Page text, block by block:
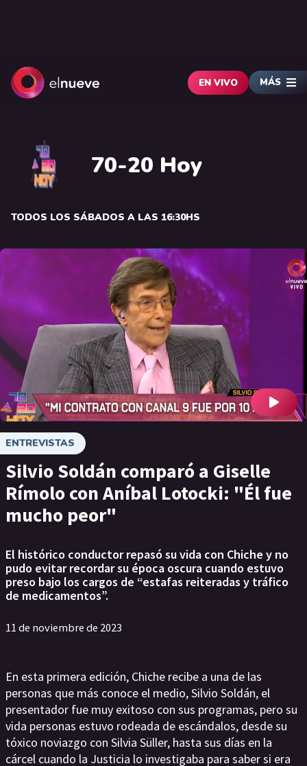
EN VIVO MÁS
70-20 Hoy
TODOS LOS SÁBADOS A LAS 16:30HS
ENTREVISTAS
Silvio Soldán comparó a Giselle
Rímolo con Aníbal Lotocki: "Él fue
mucho peor"
El histórico conductor repasó su vida con Chiche y no
pudo evitar recordar su época oscura cuando estuvo
preso bajo los cargos de “estafas reiteradas y tráfico
de medicamentos”.
11 de noviembre de 2023
En esta primera edición, Chiche recibe a una de las
personas que más conoce el medio, Silvio Soldán, el
presentador fue muy exitoso con sus programas, pero su
vida personas estuvo rodeada de escándalos, desde su
tóxico noviazgo con Silvia Süller, hasta sus días en la
cárcel cuando la Justicia lo investigaba para saber si era